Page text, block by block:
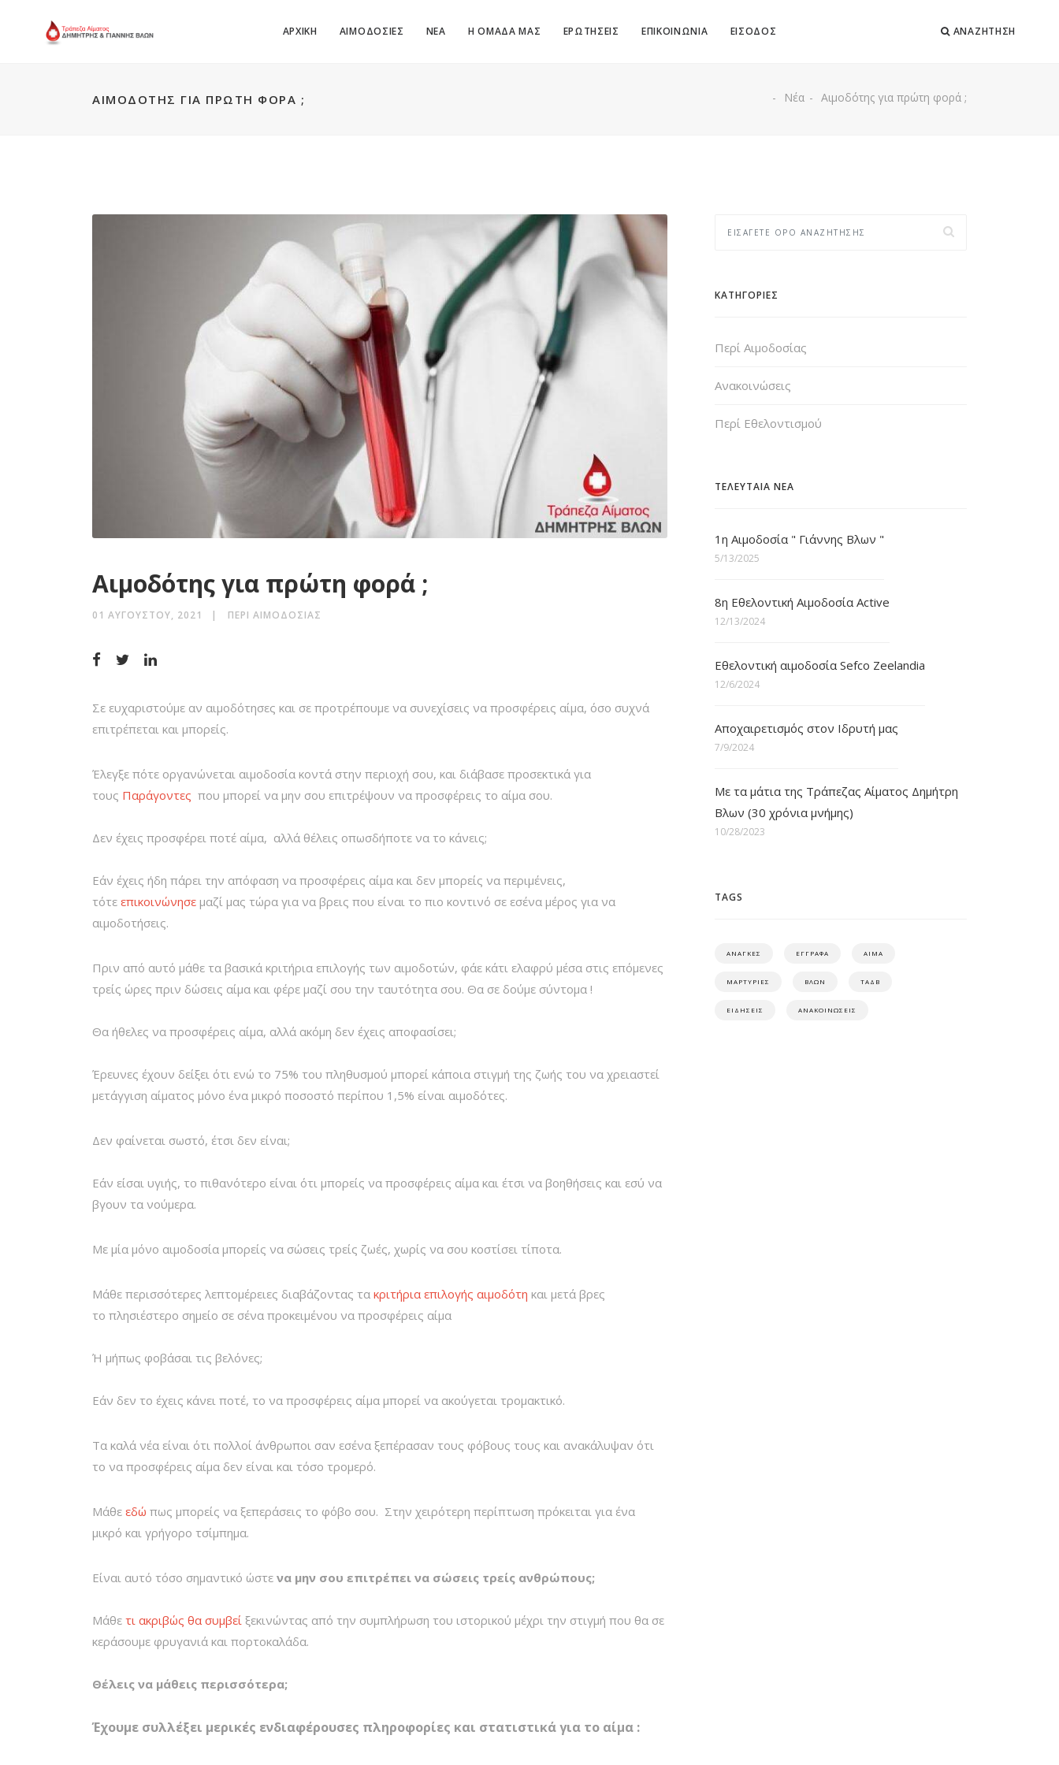
ΑΡΧΙΚΗ ΑΙΜΟΔΟΣΙΕΣ ΝΕΑ Η ΟΜΑΔΑ ΜΑΣ ΕΡΩΤΗΣΕΙΣ ΕΠΙΚΟΙΝΩΝΙΑ ΕΙΣΟΔΟΣ ΑΝΑΖΗΤΗΣΗ
ΑΙΜΟΔΌΤΗΣ ΓΙΑ ΠΡΏΤΗ ΦΟΡΆ ; Νέα Αιμοδότης για πρώτη φορά ;
Αιμοδότης για πρώτη φορά ;
01 ΑΥΓΟΎΣΤΟΥ, 2021 ΠΕΡΊ ΑΙΜΟΔΟΣΊΑΣ
Σε ευχαριστούμε αν αιμοδότησες και σε προτρέπουμε να συνεχίσεις να προσφέρεις αίμα, όσο συχνά
επιτρέπεται και μπορείς.
Έλεγξε πότε οργανώνεται αιμοδοσία κοντά στην περιοχή σου, και διάβασε προσεκτικά για
τους Παράγοντες που μπορεί να μην σου επιτρέψουν να προσφέρεις το αίμα σου.
Δεν έχεις προσφέρει ποτέ αίμα, αλλά θέλεις οπωσδήποτε να το κάνεις;
Εάν έχεις ήδη πάρει την απόφαση να προσφέρεις αίμα και δεν μπορείς να περιμένεις,
τότε επικοινώνησε μαζί μας τώρα για να βρεις που είναι το πιο κοντινό σε εσένα μέρος για να
αιμοδοτήσεις.
Πριν από αυτό μάθε τα βασικά κριτήρια επιλογής των αιμοδοτών, φάε κάτι ελαφρύ μέσα στις επόμενες
τρείς ώρες πριν δώσεις αίμα και φέρε μαζί σου την ταυτότητα σου. Θα σε δούμε σύντομα !
Θα ήθελες να προσφέρεις αίμα, αλλά ακόμη δεν έχεις αποφασίσει;
Έρευνες έχουν δείξει ότι ενώ το 75% του πληθυσμού μπορεί κάποια στιγμή της ζωής του να χρειαστεί
μετάγγιση αίματος μόνο ένα μικρό ποσοστό περίπου 1,5% είναι αιμοδότες.
Δεν φαίνεται σωστό, έτσι δεν είναι;
Εάν είσαι υγιής, το πιθανότερο είναι ότι μπορείς να προσφέρεις αίμα και έτσι να βοηθήσεις και εσύ να
βγουν τα νούμερα.
Με μία μόνο αιμοδοσία μπορείς να σώσεις τρείς ζωές, χωρίς να σου κοστίσει τίποτα.
Μάθε περισσότερες λεπτομέρειες διαβάζοντας τα κριτήρια επιλογής αιμοδότη και μετά βρες
το πλησιέστερο σημείο σε σένα προκειμένου να προσφέρεις αίμα
Ή μήπως φοβάσαι τις βελόνες;
Εάν δεν το έχεις κάνει ποτέ, το να προσφέρεις αίμα μπορεί να ακούγεται τρομακτικό.
Τα καλά νέα είναι ότι πολλοί άνθρωποι σαν εσένα ξεπέρασαν τους φόβους τους και ανακάλυψαν ότι
το να προσφέρεις αίμα δεν είναι και τόσο τρομερό.
Μάθε εδώ πως μπορείς να ξεπεράσεις το φόβο σου. Στην χειρότερη περίπτωση πρόκειται για ένα
μικρό και γρήγορο τσίμπημα.
Είναι αυτό τόσο σημαντικό ώστε να μην σου επιτρέπει να σώσεις τρείς ανθρώπους;
Μάθε τι ακριβώς θα συμβεί ξεκινώντας από την συμπλήρωση του ιστορικού μέχρι την στιγμή που θα σε
κεράσουμε φρυγανιά και πορτοκαλάδα.
Θέλεις να μάθεις περισσότερα;
Έχουμε συλλέξει μερικές ενδιαφέρουσες πληροφορίες και στατιστικά για το αίμα :
ΚΑΤΗΓΟΡΙΕΣ
Περί Αιμοδοσίας
Ανακοινώσεις
Περί Εθελοντισμού
ΤΕΛΕΥΤΑΙΑ ΝΕΑ
1η Αιμοδοσία " Γιάννης Βλων "
5/13/2025
8η Εθελοντική Αιμοδοσία Active
12/13/2024
Εθελοντική αιμοδοσία Sefco Zeelandia
12/6/2024
Αποχαιρετισμός στον Ιδρυτή μας
7/9/2024
Με τα μάτια της Τράπεζας Αίματος Δημήτρη
Βλων (30 χρόνια μνήμης)
10/28/2023
TAGS
ΑΝΑΓΚΕΣ ΕΓΓΡΑΦΑ ΑΙΜΑ
ΜΑΡΤΥΡΙΕΣ ΒΛΩΝ ΤΑΔΒ
ΕΙΔΗΣΕΙΣ ΑΝΑΚΟΙΝΩΣΕΙΣ